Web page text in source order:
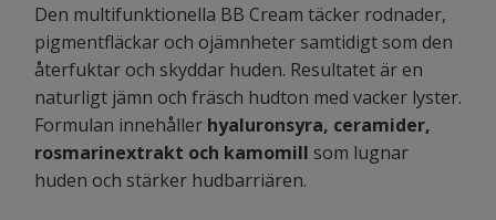
Den multifunktionella BB Cream täcker rodnader,
pigmentfläckar och ojämnheter samtidigt som den
återfuktar och skyddar huden. Resultatet är en
naturligt jämn och fräsch hudton med vacker lyster.
Formulan innehåller hyaluronsyra, ceramider,
rosmarinextrakt och kamomill som lugnar
huden och stärker hudbarriären.